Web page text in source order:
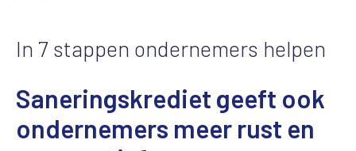
In 7 stappen ondernemers helpen
Saneringskrediet geeft ook
ondernemers meer rust en